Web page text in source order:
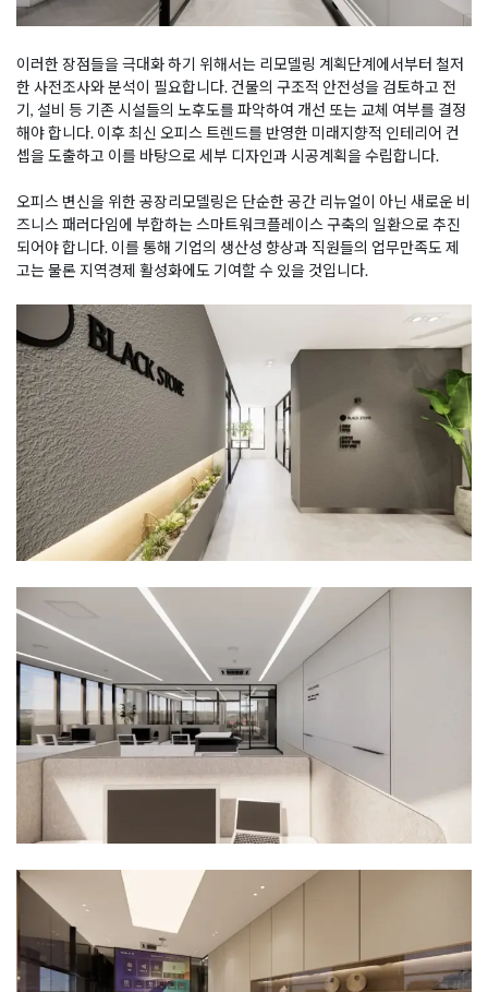
이러한 장점들을 극대화 하기 위해서는 리모델링 계획단계에서부터 철저
한 사전조사와 분석이 필요합니다. 건물의 구조적 안전성을 검토하고 전
기, 설비 등 기존 시설들의 노후도를 파악하여 개선 또는 교체 여부를 결정
해야 합니다. 이후 최신 오피스 트렌드를 반영한 미래지향적 인테리어 컨
셉을 도출하고 이를 바탕으로 세부 디자인과 시공계획을 수립합니다.
오피스 변신을 위한 공장리모델링은 단순한 공간 리뉴얼이 아닌 새로운 비
즈니스 패러다임에 부합하는 스마트워크플레이스 구축의 일환으로 추진
되어야 합니다. 이를 통해 기업의 생산성 향상과 직원들의 업무만족도 제
고는 물론 지역경제 활성화에도 기여할 수 있을 것입니다.